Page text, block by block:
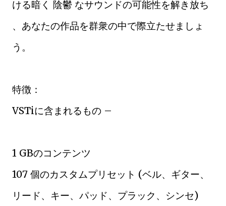
ける暗く 陰鬱 なサウンドの可能性を解き放ち
、あなたの作品を群衆の中で際立たせましょ
う。
特徴：
VSTiに含まれるもの –
1 GBのコンテンツ
107 個のカスタムプリセット (ベル、ギター、
リード、キー、パッド、プラック、シンセ)